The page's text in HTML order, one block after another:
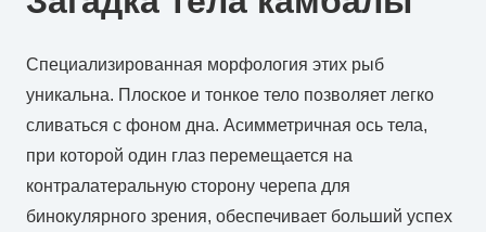
Специализированная морфология этих рыб
уникальна. Плоское и тонкое тело позволяет легко
сливаться с фоном дна. Асимметричная ось тела,
при которой один глаз перемещается на
контралатеральную сторону черепа для
бинокулярного зрения, обеспечивает больший успех